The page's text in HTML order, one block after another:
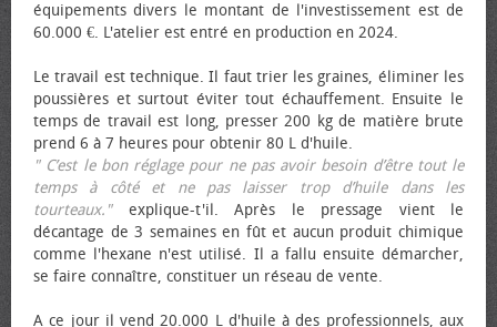
équipements divers le montant de l'investissement est de
60.000 €. L'atelier est entré en production en 2024.
Le travail est technique. Il faut trier les graines, éliminer les
poussières et surtout éviter tout échauffement. Ensuite le
temps de travail est long, presser 200 kg de matière brute
prend 6 à 7 heures pour obtenir 80 L d'huile.
" C’est le bon réglage pour ne pas avoir besoin d’être tout le
temps à côté et ne pas laisser trop d’huile dans les
tourteaux."explique-t'il. Après le pressage vient le
décantage de 3 semaines en fût et aucun produit chimique
comme l'hexane n'est utilisé. Il a fallu ensuite démarcher,
se faire connaître, constituer un réseau de vente.
A ce jour il vend 20.000 L d'huile à des professionnels, aux